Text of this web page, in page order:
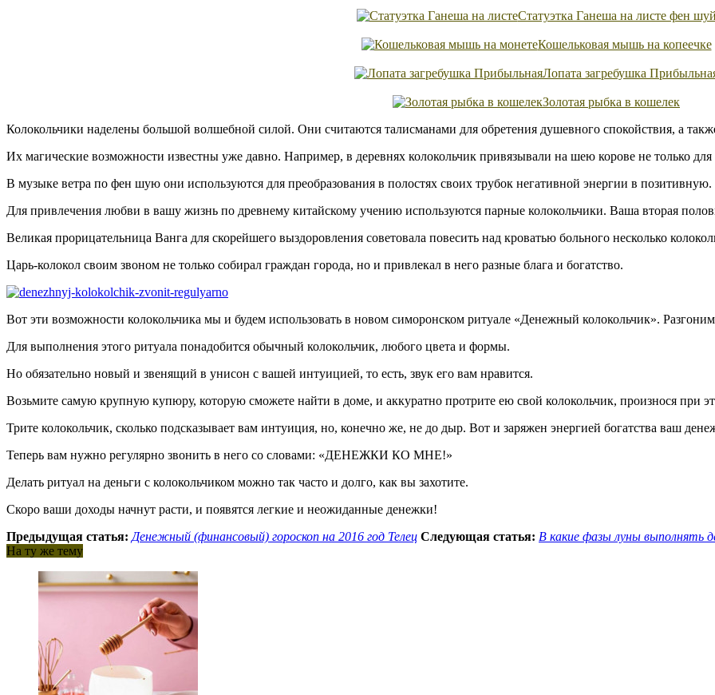
Статуэтка Ганеша на листе фен
Кошельковая мышь на копеечке
Лопата загребушка
Золотая рыбка в кошелек
Колокольчики наделены большой волшебной силой. Они считаются талисманами для обретения душевного спокойствия, а
Их магические возможности известны уже давно. Например, в деревнях колокольчик привязывали на шею корове не только
В музыке ветра по фен шую они используются для преобразования в полостях своих трубок негативной энергии в позитивную.
Для привлечения любви в вашу жизнь по древнему китайскому учению используются парные колокольчики. Ваша вторая
Великая прорицательница Ванга для скорейшего выздоровления советовала повесить над кроватью больного несколько
Царь-колокол своим звоном не только собирал граждан города, но и привлекал в него разные блага и богатство.
Вот эти возможности колокольчика мы и будем использовать в новом симоронском ритуале «Денежный колокольчик».
Для выполнения этого ритуала понадобится обычный колокольчик, любого цвета и формы.
Но обязательно новый и звенящий в унисон с вашей интуицией, то есть, звук его вам нравится.
Возьмите самую крупную купюру, которую сможете найти в доме, и аккуратно протрите ею свой колокольчик,
Трите колокольчик, сколько подсказывает вам интуиция, но, конечно же, не до дыр. Вот и заряжен энергией богатства ваш
Теперь вам нужно регулярно звонить в него со словами: «ДЕНЕЖКИ КО МНЕ!»
Делать ритуал на деньги с колокольчиком можно так часто и долго, как вы захотите.
Скоро ваши доходы начнут расти, и появятся легкие и неожиданные денежки!
Предыдущая статья: Денежный (финансовый) гороскоп на 2016 год Телец Следующая статья: В какие фазы луны выполнять
На ту же тему